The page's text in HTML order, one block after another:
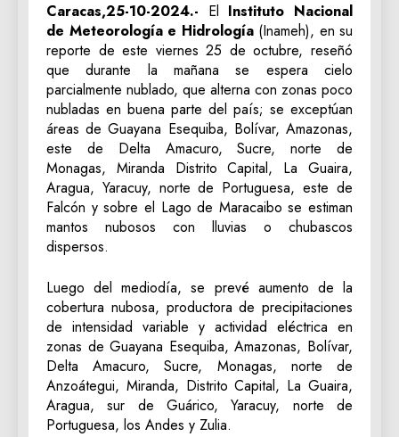
Caracas,25-10-2024.- El Instituto Nacional
de Meteorología e Hidrología(Inameh), en su
reporte de este viernes 25 de octubre, reseñó
que durante la mañana se espera cielo
parcialmente nublado, que alterna con zonas poco
nubladas en buena parte del país; se exceptúan
áreas de Guayana Esequiba, Bolívar, Amazonas,
este de Delta Amacuro, Sucre, norte de
Monagas, Miranda Distrito Capital, La Guaira,
Aragua, Yaracuy, norte de Portuguesa, este de
Falcón y sobre el Lago de Maracaibo se estiman
mantos nubosos con lluvias o chubascos
dispersos.
Luego del mediodía, se prevé aumento de la
cobertura nubosa, productora de precipitaciones
de intensidad variable y actividad eléctrica en
zonas de Guayana Esequiba, Amazonas, Bolívar,
Delta Amacuro, Sucre, Monagas, norte de
Anzoátegui, Miranda, Distrito Capital, La Guaira,
Aragua, sur de Guárico, Yaracuy, norte de
Portuguesa, los Andes y Zulia.